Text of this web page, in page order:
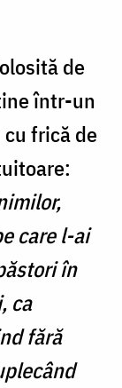
de
într-un
frică de
care l-ai
în
ca
fără